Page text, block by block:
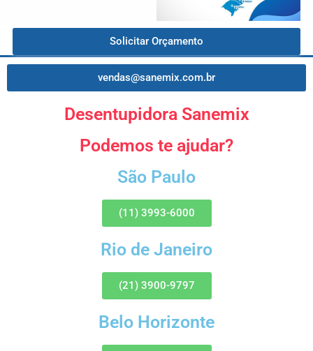
Solicitar Orçamento
vendas@sanemix.com.br
Desentupidora Sanemix
Podemos te ajudar?
São Paulo
(11) 3993-6000
Rio de Janeiro
(21) 3900-9797
Belo Horizonte